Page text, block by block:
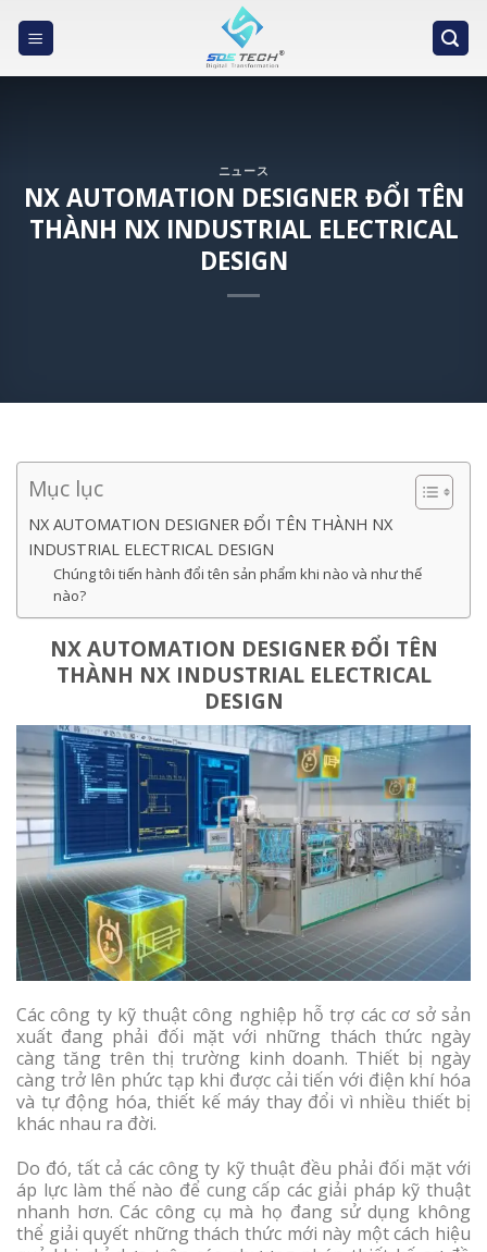
ニュース
NX AUTOMATION DESIGNER ĐỔI TÊN
THÀNH NX INDUSTRIAL ELECTRICAL
DESIGN
Mục lục
NX AUTOMATION DESIGNER ĐỔI TÊN THÀNH NX
INDUSTRIAL ELECTRICAL DESIGN
Chúng tôi tiến hành đổi tên sản phẩm khi nào và như thế
nào?
NX AUTOMATION DESIGNER ĐỔI TÊN
THÀNH NX INDUSTRIAL ELECTRICAL
DESIGN
Các công ty kỹ thuật công nghiệp hỗ trợ các cơ sở sản
xuất đang phải đối mặt với những thách thức ngày
càng tăng trên thị trường kinh doanh. Thiết bị ngày
càng trở lên phức tạp khi được cải tiến với điện khí hóa
và tự động hóa, thiết kế máy thay đổi vì nhiều thiết bị
khác nhau ra đời.
Do đó, tất cả các công ty kỹ thuật đều phải đối mặt với
áp lực làm thế nào để cung cấp các giải pháp kỹ thuật
nhanh hơn. Các công cụ mà họ đang sử dụng không
thể giải quyết những thách thức mới này một cách hiệu